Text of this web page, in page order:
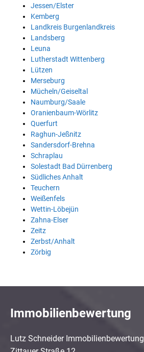
Jessen/Elster
Kemberg
Landkreis Burgenlandkreis
Landsberg
Leuna
Lutherstadt Wittenberg
Lützen
Merseburg
Mücheln/Geiseltal
Naumburg/Saale
Oranienbaum-Wörlitz
Querfurt
Raghun-Jeßnitz
Sandersdorf-Brehna
Schraplau
Solestadt Bad Dürrenberg
Südliches Anhalt
Teuchern
Weißenfels
Wettin-Löbejün
Zahna-Elser
Zeitz
Zerbst/Anhalt
Zörbig
Immobilienbewertung
Lutz Schneider Immobilienbewertung